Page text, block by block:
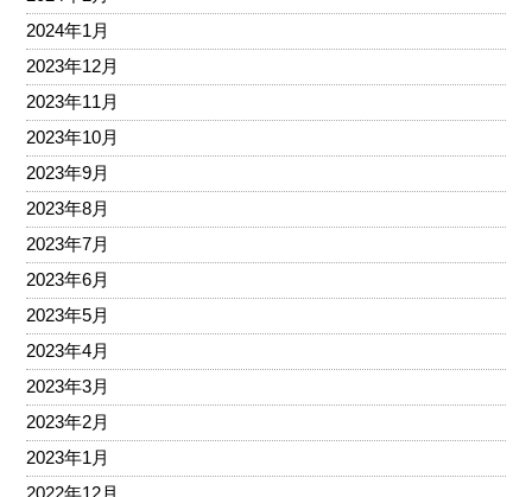
2024年1月
2023年12月
2023年11月
2023年10月
2023年9月
2023年8月
2023年7月
2023年6月
2023年5月
2023年4月
2023年3月
2023年2月
2023年1月
2022年12月